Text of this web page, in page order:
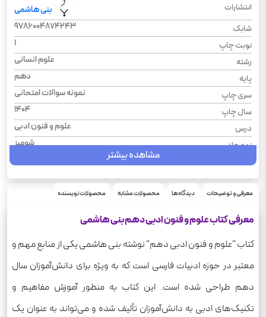
انتشارات
بنی هاشمی
شابک
9786004874243
نوبت چاپ
1
رشته
علوم انسانی
پایه
دهم
سری چاپ
نمونه سوالات امتحانی
سال چاپ
1404
درس
علوم و فنون‌ ادبی
نوع جلد
شومیز
تعداد صفحه
55
وزن
مشاهده بیشتر
معرفی و توضیحات دیدگاه‌ها محصولات مشابه محصولات نویسنده
معرفی کتاب علوم و فنون ادبی دهم بنی هاشمی
کتاب "علوم و فنون ادبی دهم" نوشته بنی هاشمی یکی از منابع مهم و
معتبر در حوزه ادبیات فارسی است که به ویژه برای دانش‌آموزان سال
دهم طراحی شده است. این کتاب به منظور آموزش مفاهیم و
تکنیک‌های ادبی به دانش‌آموزان تألیف شده و می‌تواند به عنوان یک